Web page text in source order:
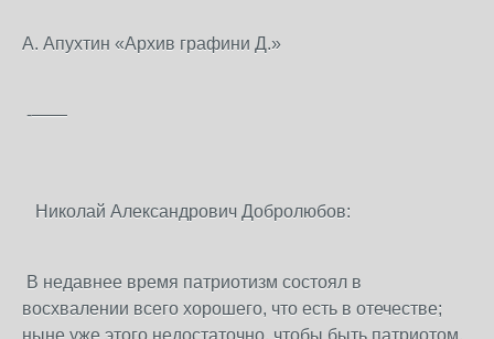
А. Апухтин «Архив графини Д.»
-——
Николай Александрович Добролюбов:
В недавнее время патриотизм состоял в
восхвалении всего хорошего, что есть в отечестве;
ныне уже этого недостаточно, чтобы быть патриотом.